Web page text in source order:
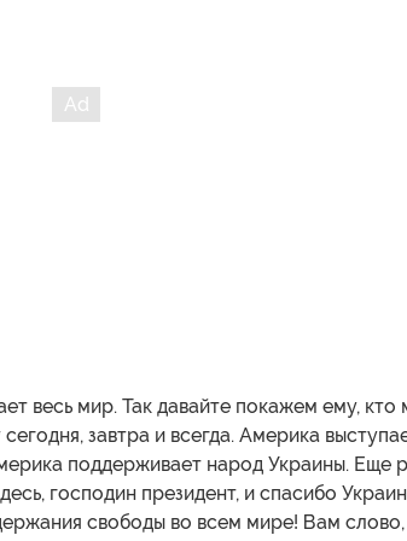
весь мир. Так давайте покажем ему, кто
завтра и всегда. Америка
поддерживает народ Украины. Еще
господин президент, и спасибо
свободы во всем мире! Вам слово,